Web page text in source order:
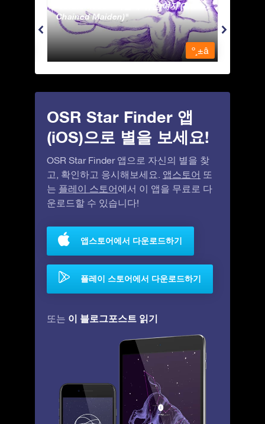
Andromeda - 사슬에 묶인 여자 (The
Chained Maiden)
º¸±â
OSR Star Finder 앱
(iOS)으로 별을 보세요!
OSR Star Finder 앱으로 자신의 별을 찾
고, 확인하고 응시해보세요. 앱스토어 또
는 플레이 스토어 에서 이 앱을 무료로 다
운로드할 수 있습니다!
앱스토어에서 다운로드하기
플레이 스토어에서 다운로드하기
또는 이 블로그포스트 읽기